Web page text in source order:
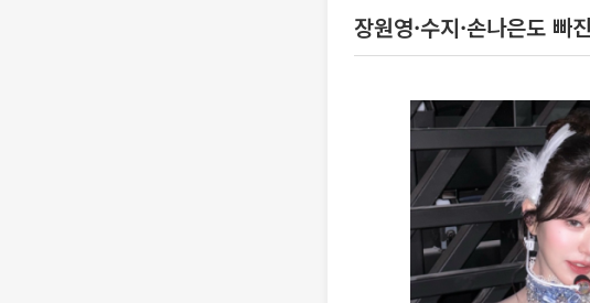
장원영·수지·손나은도 빠